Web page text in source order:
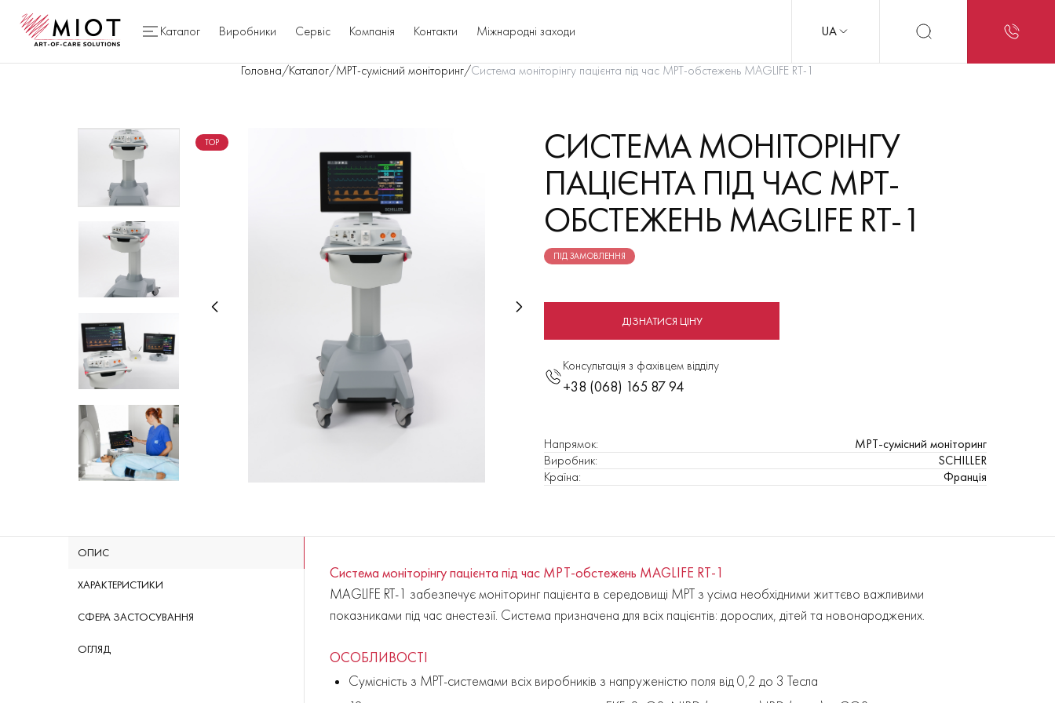
Каталог Виробники Сервіс Компанія Контакти Міжнародні заходи UA
Головна/Каталог/МРТ-сумісний моніторинг/Система моніторінгу пацієнта під час МРТ-обстежень MAGLIFE RT-1
TOP
СИСТЕМА МОНІТОРІНГУ
ПАЦІЄНТА ПІД ЧАС МРТ-
ОБСТЕЖЕНЬ MAGLIFE RT-1
ПІД ЗАМОВЛЕННЯ
ДІЗНАТИСЯ ЦІНУ
Консультація з фахівцем відділу
+38 (068) 165 87 94
Напрямок:
МРТ-сумісний моніторинг
Виробник:
SCHILLER
Країна: Франція
ОПИС
ХАРАКТЕРИСТИКИ
СФЕРА ЗАСТОСУВАННЯ
ОГЛЯД
Система моніторінгу пацієнта під час МРТ-обстежень MAGLIFE RT-1
MAGLIFE RT-1 забезпечує моніторинг пацієнта в середовищі МРТ з усіма необхідними життєво важливими
показниками під час анестезії. Система призначена для всіх пацієнтів: дорослих, дітей та новонароджених.
ОСОБЛИВОСТІ
Сумісність з МРТ-системами всіх виробників з напруженістю поля від 0,2 до 3 Тесла